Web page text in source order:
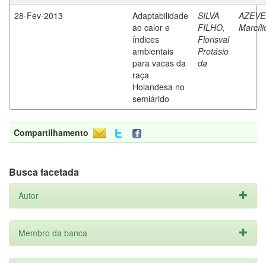
28-Fev-2013
Adaptabilidade
ao calor e
índices
ambientais
para vacas da
raça
Holandesa no
semiárido
SILVA
FILHO,
Florisval
Protásio
da
Compartilhamento
Busca facetada
Autor
Membro da banca